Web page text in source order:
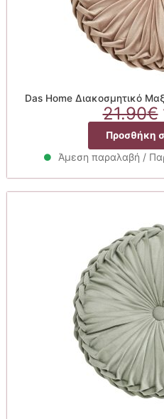
Das Home Διακοσμητικό
21.90€
Προσθήκη
Άμεση παραλαβή /